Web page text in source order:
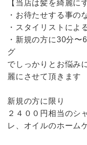
【当店は髪を綺麗に
・お待たせする事の
・スタイリストによ
・新規の方に30分
グ
でしっかりとお悩み
麗にさせて頂きます
新規の方に限り
２４００円相当のシ
レ、オイルのホーム